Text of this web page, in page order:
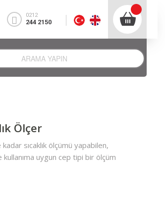
0212
244 2150
Ölçer
sıcaklık ölçümü yapabilen,
uygun cep tipi bir ölçüm